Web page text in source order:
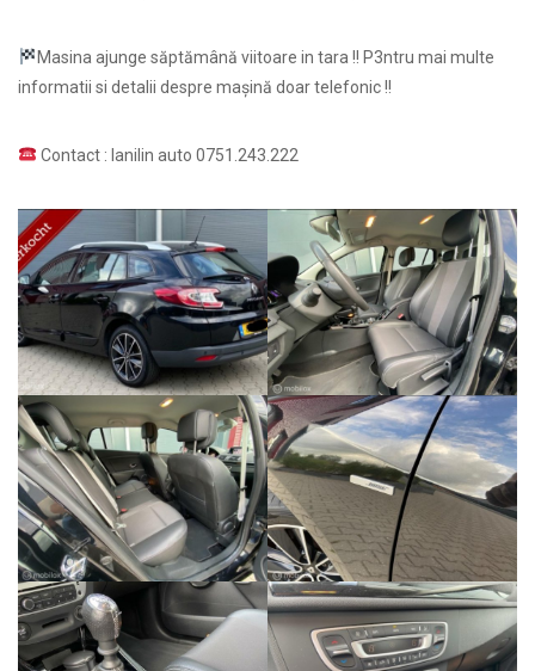
Masina ajunge săptămână viitoare in tara !! P3ntru mai multe
informatii si detalii despre mașină doar telefonic !!
Contact : Ianilin auto 0751.243.222